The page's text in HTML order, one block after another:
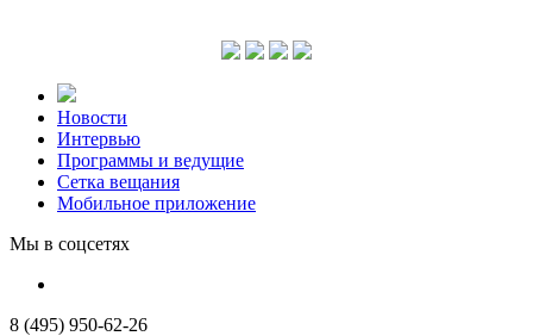
Новости
Интервью
Программы и ведущие
Сетка вещания
Мобильное приложение
Мы в соцсетях
8 (495) 950-62-26